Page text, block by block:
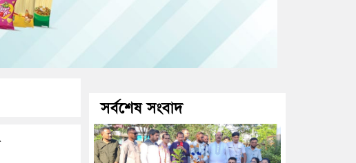
সর্বশেষ সংবাদ